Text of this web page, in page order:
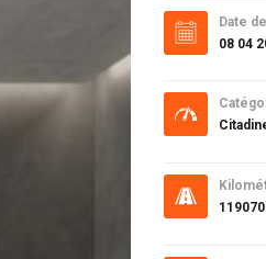
Date
08 04